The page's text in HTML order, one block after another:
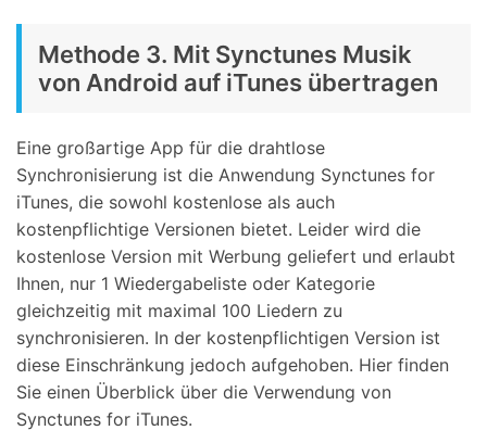
Methode 3. Mit Synctunes Musik
von Android auf iTunes übertragen
Eine großartige App für die drahtlose
Synchronisierung ist die Anwendung Synctunes for
iTunes, die sowohl kostenlose als auch
kostenpflichtige Versionen bietet. Leider wird die
kostenlose Version mit Werbung geliefert und erlaubt
Ihnen, nur 1 Wiedergabeliste oder Kategorie
gleichzeitig mit maximal 100 Liedern zu
synchronisieren. In der kostenpflichtigen Version ist
diese Einschränkung jedoch aufgehoben. Hier finden
Sie einen Überblick über die Verwendung von
Synctunes for iTunes.